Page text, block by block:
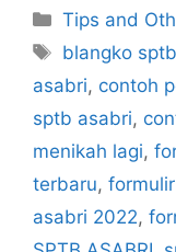
Categories
Tips and
Tags
blangko
asabri, contoh
sptb asabri,
menikah lagi,
terbaru,
asabri 2022,